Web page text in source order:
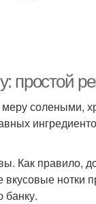
простой
солеными,
Как правило,
нотки
банку.